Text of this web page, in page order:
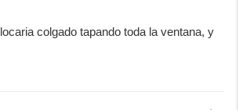
colgado tapando toda la ventana, y